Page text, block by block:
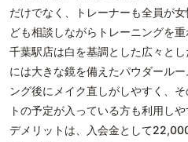
だけでなく、トレーナーも全員が
ども相談しながらトレーニングを
千葉駅店は白を基調とした広々と
には大きな鏡を備えたパウダール
ング後にメイク直しがしやすく、
トの予定が入っている方も利用しや
デメリットは、入会金として